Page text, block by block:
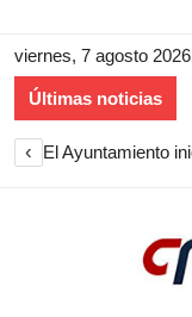
viernes, 7 agosto 2026
Últimas noticias
‹